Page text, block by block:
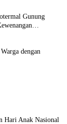
Gunung
dengan
Hari Anak Nasional